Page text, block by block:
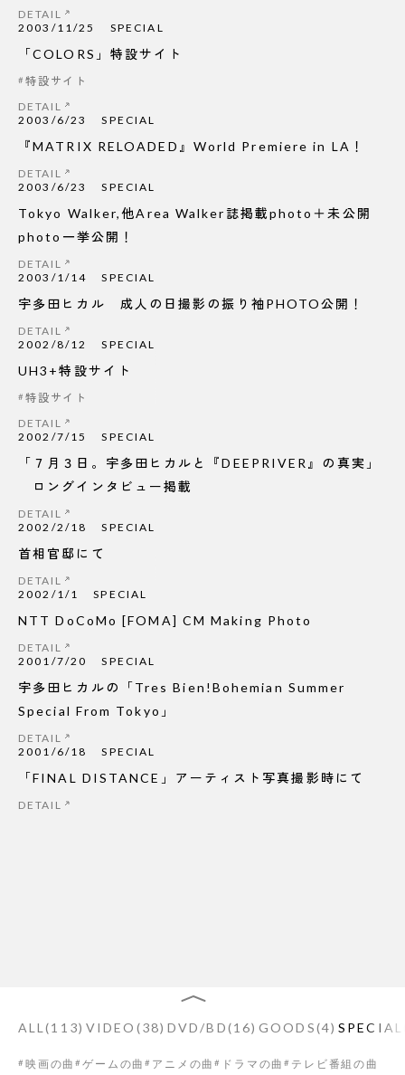
ALL(113) VIDEO (38) DVD/BD(16) GOODS(4) SPECIAL
映画の曲 ゲームの曲 アニメの曲 ドラマの曲 テレビ番組の曲
DETAIL
2003/11/25
SPECIAL
「COLORS」特設サイト
特設サイト
DETAIL
2003/6/23
SPECIAL
『MATRIX RELOADED』World Premiere in LA！
DETAIL
2003/6/23
SPECIAL
Tokyo Walker,他Area Walker誌掲載photo＋未公開
photo一挙公開！
DETAIL
2003/1/14
SPECIAL
宇多田ヒカル 成人の日撮影の振り袖PHOTO公開！
DETAIL
2002/8/12
SPECIAL
UH3+特設サイト
特設サイト
DETAIL
2002/7/15
SPECIAL
「７月３日。宇多田ヒカルと『DEEPRIVER』の真実」
ロングインタビュー掲載
DETAIL
2002/2/18
SPECIAL
首相官邸にて
DETAIL
2002/1/1
SPECIAL
NTT DoCoMo [FOMA] CM Making Photo
DETAIL
2001/7/20
SPECIAL
宇多田ヒカルの「Tres Bien!Bohemian Summer
Special From Tokyo」
DETAIL
2001/6/18
SPECIAL
「FINAL DISTANCE」アーティスト写真撮影時にて
DETAIL